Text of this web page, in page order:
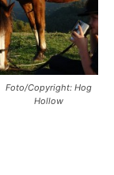
Foto/Copyright: Hog
Hollow